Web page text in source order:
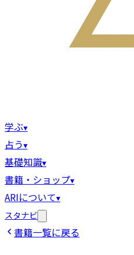
学ぶ▾
占う▾
基礎知識▾
書籍・ショップ▾
ARIについて▾
スタナビ
書籍一覧に戻る